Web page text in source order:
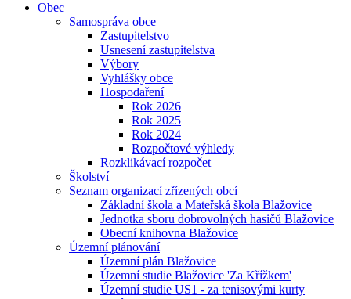
Obec
Samospráva obce
Zastupitelstvo
Usnesení zastupitelstva
Výbory
Vyhlášky obce
Hospodaření
Rok 2026
Rok 2025
Rok 2024
Rozpočtové výhledy
Rozklikávací rozpočet
Školství
Seznam organizací zřízených obcí
Základní škola a Mateřská škola Blažovice
Jednotka sboru dobrovolných hasičů Blažovice
Obecní knihovna Blažovice
Územní plánování
Územní plán Blažovice
Územní studie Blažovice 'Za Křížkem'
Územní studie US1 - za tenisovými kurty